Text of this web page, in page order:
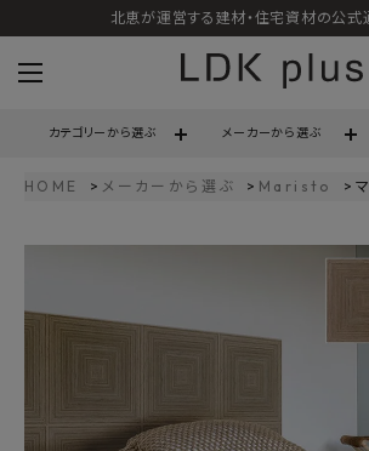
北恵が運営する建材・住宅資材の公式
カテゴリーから選ぶ メーカーから選ぶ
call 06-6121-9302
営業時間 - 10:00～17:00（定休日 - 土日祝）
ACCOUNT MENU
ようこそ ゲスト 様
HOME メーカーから選ぶ Maristo